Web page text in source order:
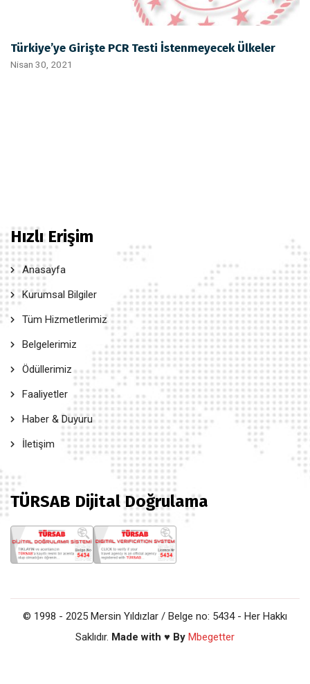
Türkiye’ye Girişte PCR Testi İstenmeyecek Ülkeler
Nisan 30, 2021
Hızlı Erişim
Anasayfa
Kurumsal Bilgiler
Tüm Hizmetlerimiz
Belgelerimiz
Ödüllerimiz
Faaliyetler
Haber & Duyuru
İletişim
TÜRSAB Dijital Doğrulama
© 1998 - 2025 Mersin Yıldızlar / Belge no: 5434 - Her Hakkı
Saklıdır. Made with ♥ By Mbegetter